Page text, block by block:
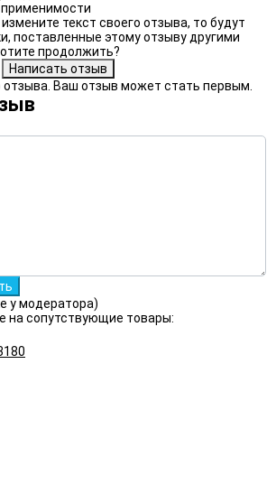
текст своего отзыва, то будут
поставленные этому отзыву другими
продолжить?
отзыва. Ваш отзыв может стать первым.
у модератора)
на сопутствующие товары: